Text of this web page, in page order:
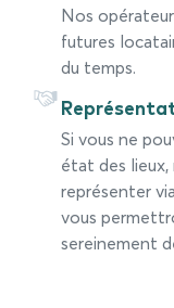
Nos
futures
du temps.
Si vous ne
état des
représenter
vous
sereinement